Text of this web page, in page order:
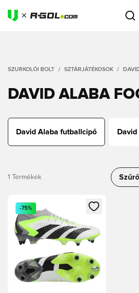
SZURKOLÓI BOLT SZTÁRJÁTÉKOSOK
DAVID ALABA
David Alaba futballcipő
1 Termékek
Megnyit egy modált a
-75%